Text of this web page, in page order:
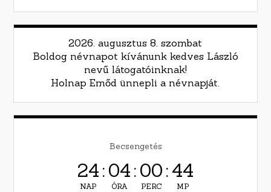
2026. augusztus 8. szombat
Boldog névnapot kívánunk kedves László
nevű látogatóinknak!
Holnap Emőd ünnepli a névnapját.
Becsengetés
24
NAP
:04
ÓRA
:00
PERC
:43
MP